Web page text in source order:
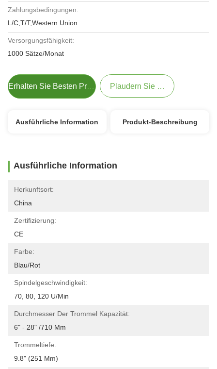
Zahlungsbedingungen:
L/C,T/T,Western Union
Versorgungsfähigkeit:
1000 Sätze/Monat
Erhalten Sie Besten Preis Plaudern Sie Jetzt
Ausführliche Information Produkt-Beschreibung
Ausführliche Information
Herkunftsort:
China
Zertifizierung:
CE
Farbe:
Blau/rot
Spindelgeschwindigkeit:
70, 80, 120 U/min
Durchmesser Der Trommel Kapazität:
6" - 28" /710 Mm
Trommeltiefe:
9.8" (251 Mm)